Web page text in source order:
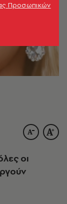
οι
Προσωπικών